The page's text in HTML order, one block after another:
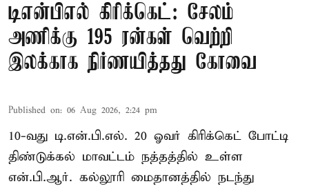
டிஎன்பிஎல் கிரிக்கெட்: சேலம்
அணிக்கு 195 ரன்கள் வெற்றி
இலக்காக நிர்ணயித்தது கோவை
Published on: 06 Aug 2026, 2:24 pm
10-வது டி.என்.பி.எல். 20 ஓவர் கிரிக்கெட் போட்டி
திண்டுக்கல் மாவட்டம் நத்தத்தில் உள்ள
என்.பி.ஆர். கல்லூரி மைதானத்தில் நடந்து